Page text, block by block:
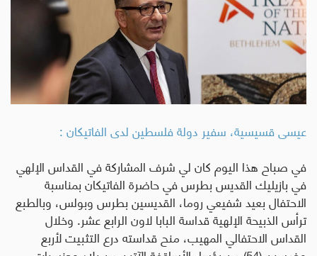
عيسى قسيسية، سفير دولة فلسطين لدى الفاتيكان :
في صباح هذا اليوم كان لي شرف المشاركة في القداس الإلهي
في بازيليك القديس بطرس في حاضرة الفاتيكان بمناسبة
الاحتفال بعيد شفيعي روما، القديسين بطرس وبولس، وبالطبع
ترأس الذبيحة الإلهية قداسة البابا لاون الرابع عشر. وخلال
القداس الاحتفالي المهيب، منح قداسته درع التثبيت لأربع